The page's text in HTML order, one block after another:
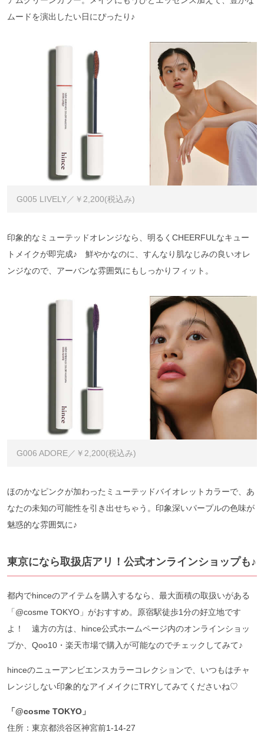
ムードを演出したい日にぴったり♪
G005 LIVELY／￥2,200(税込み)
印象的なミューテッドオレンジなら、明るくCHEERFULなキュー
トメイクが即完成♪ 鮮やかなのに、すんなり肌なじみの良いオレ
ンジなので、アーバンな雰囲気にもしっかりフィット。
G006 ADORE／￥2,200(税込み)
ほのかなピンクが加わったミューテッドバイオレットカラーで、あ
なたの未知の可能性を引き出せちゃう。印象深いパープルの色味が
魅惑的な雰囲気に♪
東京になら取扱店アリ！公式オンラインショップも♪
都内でhinceのアイテムを購入するなら、最大面積の取扱いがある
「@cosme TOKYO」がおすすめ。原宿駅徒歩1分の好立地です
よ！ 遠方の方は、hince公式ホームページ内のオンラインショッ
プか、Qoo10・楽天市場で購入が可能なのでチェックしてみて♪
hinceのニューアンビエンスカラーコレクションで、いつもはチャ
レンジしない印象的なアイメイクにTRYしてみてくださいね♡
「@cosme TOKYO」
住所：東京都渋谷区神宮前1-14-27